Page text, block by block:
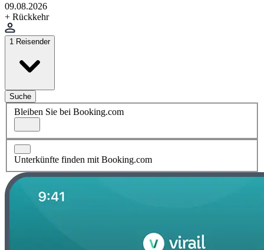
09.08.2026
+ Rückkehr
1 Reisender
Suche
Bleiben Sie bei Booking.com
Unterkünfte finden mit Booking.com